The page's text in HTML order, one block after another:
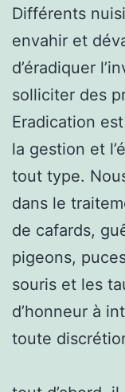
Différents
envahir et
d’éradiquer
solliciter des
Eradication
la gestion et
tout type.
dans le
de cafards,
pigeons,
souris et les
d’honneur à
toute